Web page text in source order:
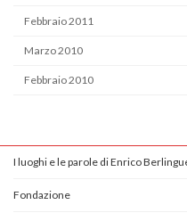
Febbraio 2011
Marzo 2010
Febbraio 2010
I luoghi e le parole di Enrico
Fondazione